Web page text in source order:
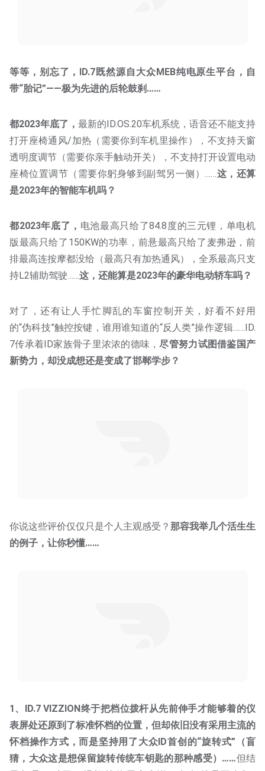
带“胎记”——极为先进的后轮鼓刹……
打开座椅通风/加热（需要你到车机里操作），不支持天窗
透明度调节（需要你亲手触动开关），不支持打开设置电动
座椅位置调节（需要你躬身够到副驾另一侧）……这，还算
是2023年的智能车机吗？
版最高只给了150KW的功率，前悬最高只给了麦弗逊，前
排最高连按摩都没给（最高只有加热通风），全系最高只支
持L2辅助驾驶……这，还能算是2023年的豪华电动轿车吗？
的“伪科技”触控按键，谁用谁知道的“反人类”操作逻辑……ID.
7传承着ID家族骨子里浓浓的德味， 尽管努力试图借鉴国产
新势力，却没成想还是变成了邯郸学步？
的例子，让你秒懂……
表屏处还原到了标准怀档的位置，但却依旧没有采用主流的
怀档操作方式，而是坚持用了大众ID首创的“旋转式”（盲
猜，大众这是想保留旋转传统车钥匙的那种感受）……
但结
果却是，对于习惯怀档的用户来说，每每总是要在“下